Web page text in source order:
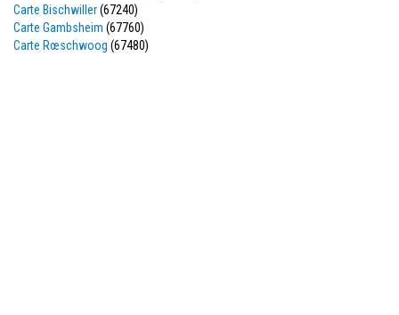
Carte Bischwiller(67240)
Carte Gambsheim (67760)
Carte Rœschwoog (67480)